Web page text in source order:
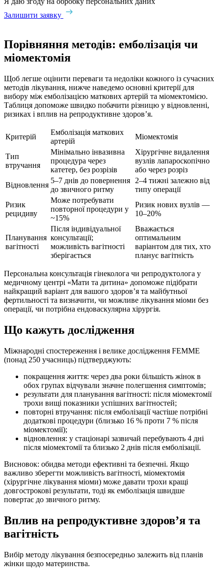
Залишити заявку
Порівняння методів: емболізація чи
міомектомія
Щоб легше оцінити переваги та недоліки кожного із сучасних
методів лікування, нижче наведемо основні критерії для
вибору між емболізацією маткових артерій та міомектомією.
Таблиця допоможе швидко побачити різницю у відновленні,
ризиках і вплив на репродуктивне здоров’я.
Критерій
Емболізація маткових
артерій
Міомектомія
Тип
втручання
Мінімально інвазивна
процедура через
катетер, без розрізів
Хірургічне видалення
вузлів лапароскопічно
або через розріз
Відновлення
5–7 днів до повернення
до звичного ритму
2–4 тижні залежно від
типу операції
Ризик
рецидиву
Може потребувати
повторної процедури у
~15%
Ризик нових вузлів —
10–20%
Планування
вагітності
Після індивідуальної
консультації;
можливість вагітності
зберігається
Вважається
оптимальним
варіантом для тих, хто
планує вагітність
Персональна консультація гінеколога чи репродуктолога у
медичному центрі «Мати та дитина» допоможе підібрати
найкращий варіант для вашого здоров’я та майбутньої
фертильності та визначити, чи можливе лікування міоми без
операції, чи потрібна ендоваскулярна хірургія.
Що кажуть дослідження
Міжнародні спостереження і велике дослідження FEMME
(понад 250 учасниць) підтверджують:
покращення життя: через два роки більшість жінок в
обох групах відчували значне полегшення симптомів;
результати для планування вагітності: після міомектомії
трохи вищі показники успішних вагітностей;
повторні втручання: після емболізації частіше потрібні
додаткові процедури (близько 16 % проти 7 % після
міомектомії);
відновлення: у стаціонарі зазвичай перебувають 4 дні
після міомектомії та близько 2 днів після емболізації.
Висновок: обидва методи ефективні та безпечні. Якщо
важливо зберегти можливість вагітності, міомектомія
(хірургічне лікування міоми) може давати трохи кращі
довгострокові результати, тоді як емболізація швидше
повертає до звичного ритму.
Вплив на репродуктивне здоров’я та
вагітність
Вибір методу лікування безпосередньо залежить від планів
жінки щодо материнства.